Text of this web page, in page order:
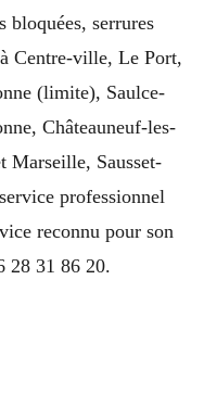
bloquées, serrures
Centre-ville, Le Port,
(limite), Saulce-
Châteauneuf-les-
Marseille, Sausset-
professionnel
reconnu pour son
28 31 86 20.